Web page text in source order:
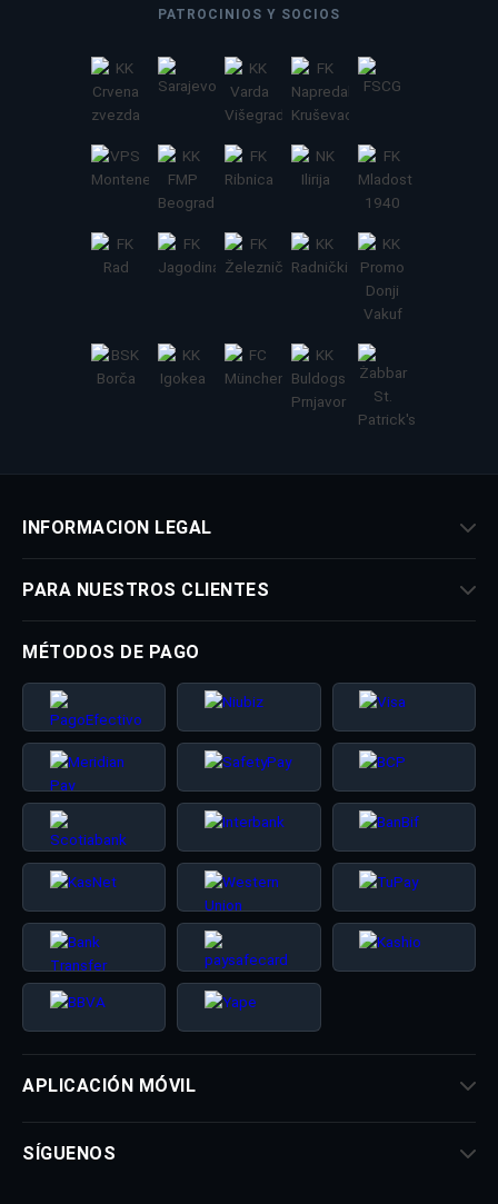
PATROCINIOS Y SOCIOS
INFORMACION LEGAL
PARA NUESTROS CLIENTES
MÉTODOS DE PAGO
APLICACIÓN MÓVIL
SÍGUENOS